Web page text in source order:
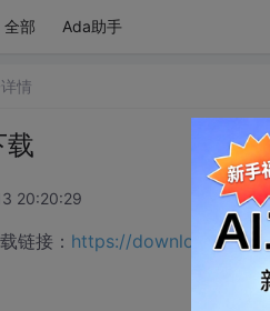
全部 Ada助手
情
20:20:29
链接： https://